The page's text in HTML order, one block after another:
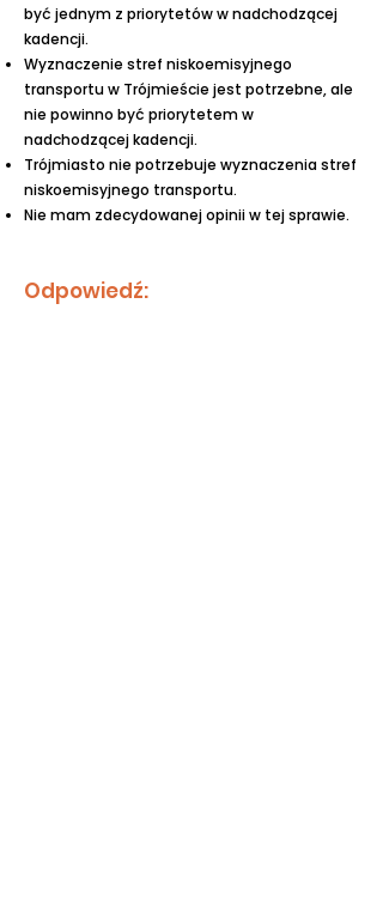
być jednym z priorytetów w nadchodzącej
kadencji.
Wyznaczenie stref niskoemisyjnego
transportu w Trójmieście jest potrzebne, ale
nie powinno być priorytetem w
nadchodzącej kadencji.
Trójmiasto nie potrzebuje wyznaczenia stref
niskoemisyjnego transportu.
Nie mam zdecydowanej opinii w tej sprawie.
Odpowiedź: